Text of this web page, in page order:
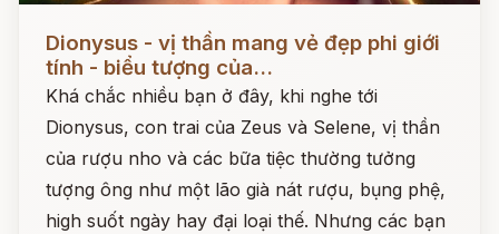
Dionysus - vị thần mang vẻ đẹp phi giới
tính - biểu tượng của...
Khá chắc nhiều bạn ở đây, khi nghe tới
Dionysus, con trai của Zeus và Selene, vị thần
của rượu nho và các bữa tiệc thường tưởng
tượng ông như một lão già nát rượu, bụng phệ,
high suốt ngày hay đại loại thế. Nhưng các bạn